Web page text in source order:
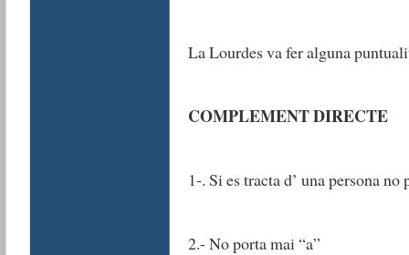
La Lourdes va fer alguna
COMPLEMENT DIRECTE
1-. Si es tracta d’ una persona
2.- No porta mai “a”